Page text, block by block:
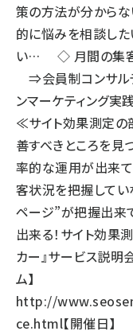
策の方法が分から
的に悩みを相談し
い… ◇ 月間の集客
⇒会員制コンサ
ンマーケティング実
≪サイト効果測定
善すべきところを
率的な運用が出来
客状況を把握して
ページ”が把握出
出来る！サイト効
カー』サービス説明
ム】
http://
ce.html【開催日】